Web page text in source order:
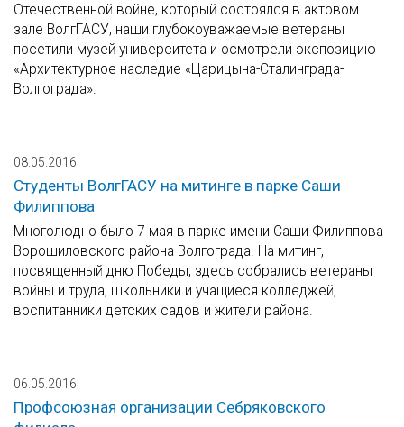
Отечественной войне, который состоялся в актовом
зале ВолгГАСУ, наши глубокоуважаемые ветераны
посетили музей университета и осмотрели экспозицию
«Архитектурное наследие «Царицына-Сталинграда-
Волгограда».
08.05.2016
Студенты ВолгГАСУ на митинге в парке Саши
Филиппова
Многолюдно было 7 мая в парке имени Саши Филиппова
Ворошиловского района Волгограда. На митинг,
посвященный дню Победы, здесь собрались ветераны
войны и труда, школьники и учащиеся колледжей,
воспитанники детских садов и жители района.
06.05.2016
Профсоюзная организации Себряковского